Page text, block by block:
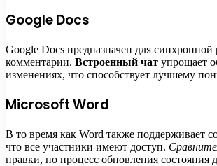
Google Docs
Google Docs предназначен для
комментарии. Встроенный чат упрощает
изменениях, что способствует лучшему
Microsoft Word
В то время как Word также поддерживает
что все участники имеют доступ.
правки, но процесс обновления состояния